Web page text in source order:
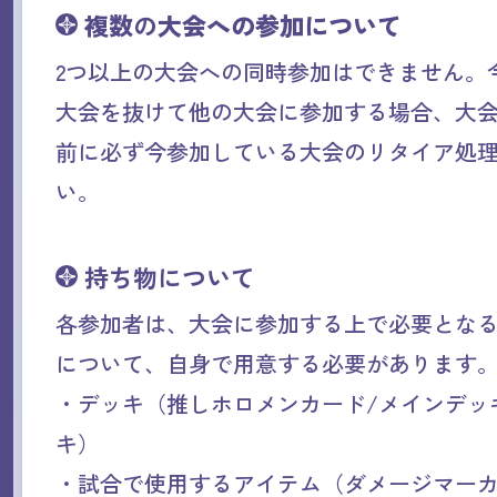
複数の大会への参加について
2つ以上の大会への同時参加はできません
大会を抜けて他の大会に参加する場合、大
前に必ず今参加している大会のリタイア処
い。
持ち物について
各参加者は、大会に参加する上で必要とな
について、自身で用意する必要があります
・デッキ（推しホロメンカード/メインデ
キ）
・試合で使用するアイテム（ダメージマー